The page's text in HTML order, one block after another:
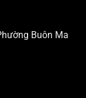
Buôn Ma